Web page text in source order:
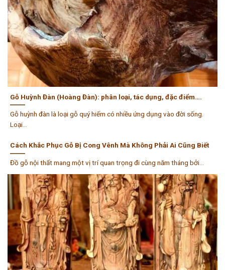
Gỗ Huỳnh Đàn (Hoàng Đàn): phân loại, tác dụng, đặc điểm….
Gỗ huỳnh đàn là loại gỗ quý hiếm có nhiều ứng dụng vào đời sống.
Loại...
Cách Khắc Phục Gỗ Bị Cong Vênh Mà Không Phải Ai Cũng Biết
Đồ gỗ nội thất mang một vị trí quan trọng đi cùng năm tháng bởi...